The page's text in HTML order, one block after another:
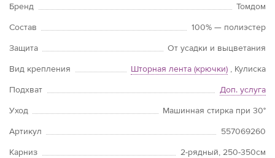
Бренд
Томдом
Состав
100% — полиэстер
Защита
От усадки и выцветания
Вид крепления
Шторная лента (крючки) , Кулиска
Подхват
Доп. услуга
Уход
Машинная стирка при 30°
Артикул
557069260
Карниз
2-рядный, 250-350см